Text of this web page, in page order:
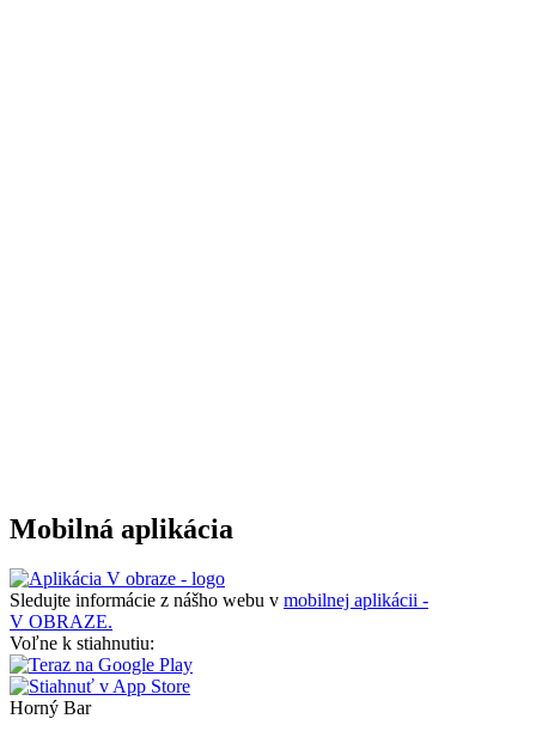
Mobilná aplikácia
Sledujte informácie z nášho webu v mobilnej aplikácii -
V OBRAZE.
Voľne k stiahnutiu:
Horný Bar